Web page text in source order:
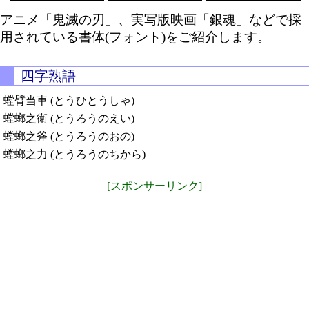
アニメ「鬼滅の刃」、実写版映画「銀魂」などで採
用されている書体(フォント)をご紹介します。
四字熟語
螳臂当車 (とうひとうしゃ)
螳螂之衛 (とうろうのえい)
螳螂之斧 (とうろうのおの)
螳螂之力 (とうろうのちから)
[スポンサーリンク]